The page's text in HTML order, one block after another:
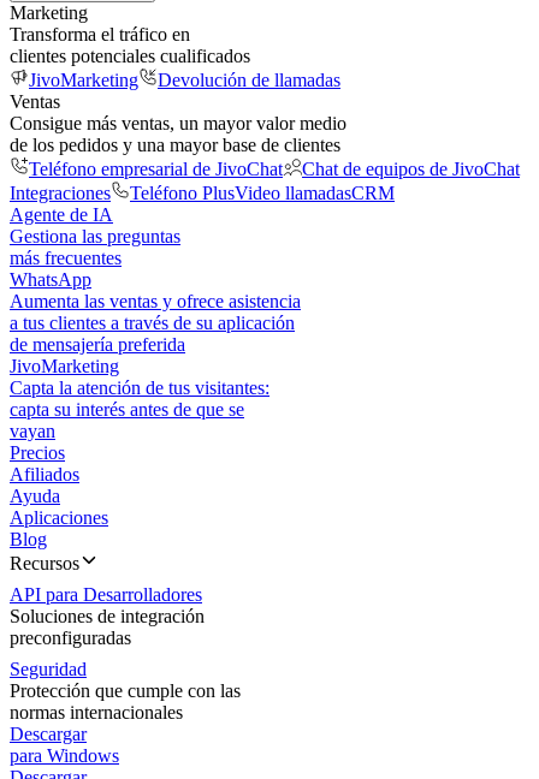
Marketing
Transforma el tráfico en
clientes potenciales cualificados
JivoMarketing
Devolución de llamadas
Ventas
Consigue más ventas, un mayor valor medio
de los pedidos y una mayor base de clientes
Teléfono empresarial de JivoChat
Chat de equipos de JivoChat
Integraciones
Teléfono PlusVideo llamadasCRM
Agente de IA
Gestiona las preguntas
más frecuentes
WhatsApp
Aumenta las ventas y ofrece asistencia
a tus clientes a través de su aplicación
de mensajería preferida
JivoMarketing
Capta la atención de tus visitantes:
capta su interés antes de que se
vayan
Precios
Afiliados
Ayuda
Aplicaciones
Blog
Recursos
API para Desarrolladores
Soluciones de integración
preconfiguradas
Seguridad
Protección que cumple con las
normas internacionales
Descargar
para Windows